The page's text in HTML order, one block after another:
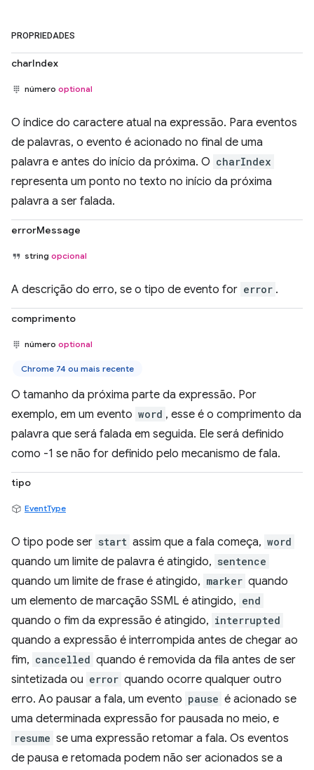
PROPRIEDADES
charIndex
número optional
O índice do caractere atual na expressão. Para eventos
de palavras, o evento é acionado no final de uma
palavra e antes do início da próxima. O charIndex
representa um ponto no texto no início da próxima
palavra a ser falada.
errorMessage
string opcional
A descrição do erro, se o tipo de evento for error .
comprimento
número optional
Chrome 74 ou mais recente
O tamanho da próxima parte da expressão. Por
exemplo, em um evento word , esse é o comprimento da
palavra que será falada em seguida. Ele será definido
como -1 se não for definido pelo mecanismo de fala.
tipo
EventType
O tipo pode ser start assim que a fala começa, word
quando um limite de palavra é atingido, sentence
quando um limite de frase é atingido, marker quando
um elemento de marcação SSML é atingido, end
quando o fim da expressão é atingido, interrupted
quando a expressão é interrompida antes de chegar ao
fim, cancelled quando é removida da fila antes de ser
sintetizada ou error quando ocorre qualquer outro
erro. Ao pausar a fala, um evento pause é acionado se
uma determinada expressão for pausada no meio, e
resume se uma expressão retomar a fala. Os eventos
de pausa e retomada podem não ser acionados se a